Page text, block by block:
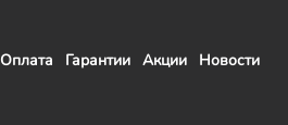
Оплата Гарантии Акции
Новости